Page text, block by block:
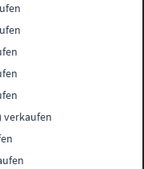
verkaufen